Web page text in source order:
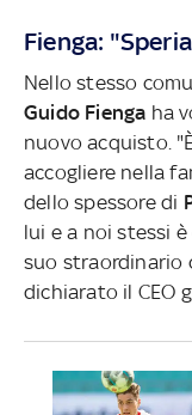
Fienga:
Nello stesso
Guido Fienga ha
nuovo acquisto.
accogliere nella
dello spessore di
lui e a noi stessi
suo straordinario
dichiarato il CEO